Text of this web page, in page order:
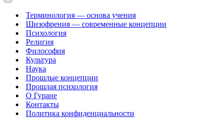
Меню
навигацииТерминология — основа учения
Шизофрения — современные концепции
Психология
Религия
Философия
Культура
Наука
Прошлые концепции
Прошлая психология
О Гуране
Контакты
Политика конфиденциальности